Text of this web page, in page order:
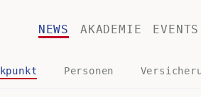
NEWS AKADEMIE EVENTS
Personen